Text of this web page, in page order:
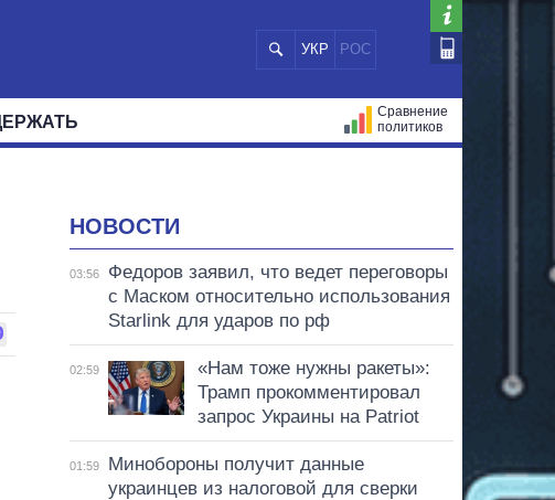
УКР РОС
Сравнение
политиков
НОВОСТИ
03:56
Федоров заявил, что ведет переговоры
с Маском относительно использования
Starlink для ударов по рф
02:59
«Нам тоже нужны ракеты»:
Трамп прокомментировал
запрос Украины на Patriot
01:59
Минобороны получит данные
украинцев из налоговой для сверки